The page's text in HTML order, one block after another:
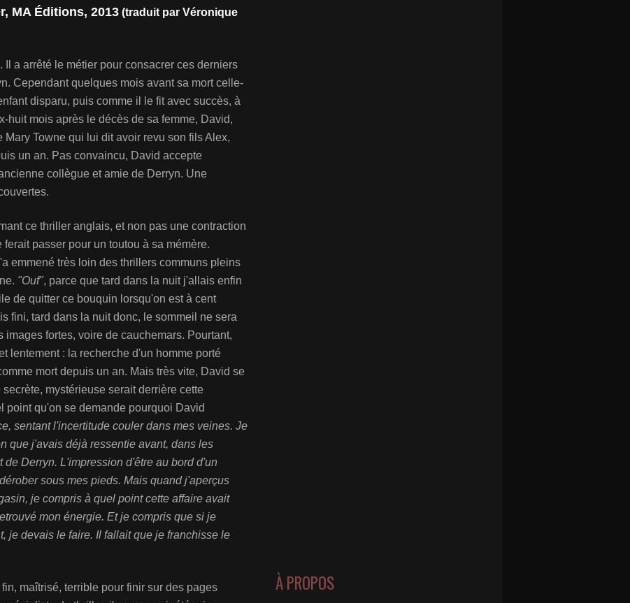
MA Éditions, 2013 (traduit par Véronique
a arrêté le métier pour consacrer ces derniers
Cependant quelques mois avant sa mort celle-
disparu, puis comme il le fit avec succès, à
huit mois après le décès de sa femme, David,
Towne qui lui dit avoir revu son fils Alex,
un an. Pas convaincu, David accepte
collègue et amie de Derryn. Une
ce thriller anglais, et non pas une contraction
passer pour un toutou à sa mémère.
emmené très loin des thrillers communs pleins
"Ouf", parce que tard dans la nuit j'allais enfin
de quitter ce bouquin lorsqu'on est à cent
fini, tard dans la nuit donc, le sommeil ne sera
images fortes, voire de cauchemars. Pourtant,
lentement : la recherche d'un homme porté
mort depuis un an. Mais très vite, David se
mystérieuse serait derrière cette
point qu'on se demande pourquoi David
sentant l'incertitude couler dans mes veines. Je
que j'avais déjà ressentie avant, dans les
Derryn. L'impression d'être au bord d'un
sous mes pieds. Mais quand j'aperçus
je compris à quel point cette affaire avait
mon énergie. Et je compris que si je
je devais le faire. Il fallait que je franchisse le
maîtrisé, terrible pour finir sur des pages
À PROPOS